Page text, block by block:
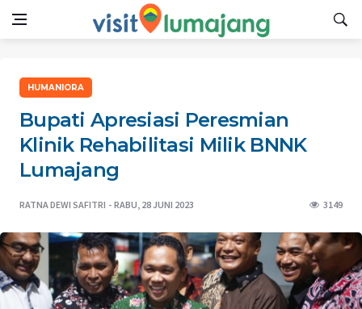
HUMANIORA
Bupati Apresiasi Peresmian
Klinik Rehabilitasi Milik BNNK
Lumajang
RATNA DEWI SAFITRI RABU, 28 JUNI 2023 3149